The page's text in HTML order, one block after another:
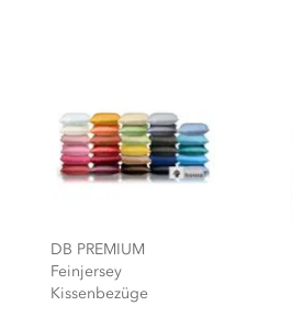
DB PREMIUM
Feinjersey
Kissenbezüge